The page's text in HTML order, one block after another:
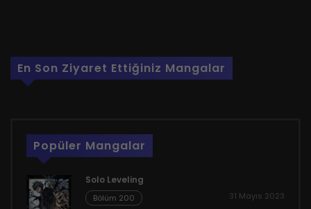
En Son Ziyaret Ettiğiniz Mangalar
Popüler Mangalar
Solo Leveling
Bölüm 200 31 Mayıs 2023